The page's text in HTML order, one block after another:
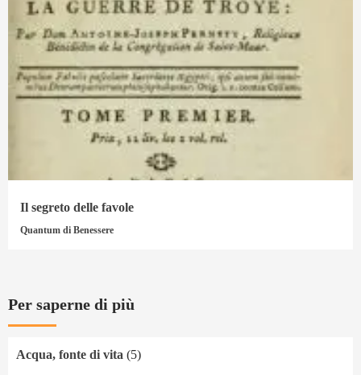
Il segreto delle favole
Quantum di Benessere
Per saperne di più
Acqua, fonte di vita (5)